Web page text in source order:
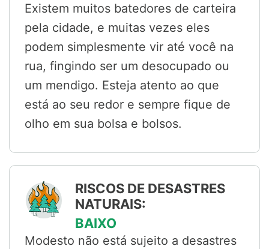
Existem muitos batedores de carteira
pela cidade, e muitas vezes eles
podem simplesmente vir até você na
rua, fingindo ser um desocupado ou
um mendigo. Esteja atento ao que
está ao seu redor e sempre fique de
olho em sua bolsa e bolsos.
RISCOS DE DESASTRES
NATURAIS:
BAIXO
Modesto não está sujeito a desastres